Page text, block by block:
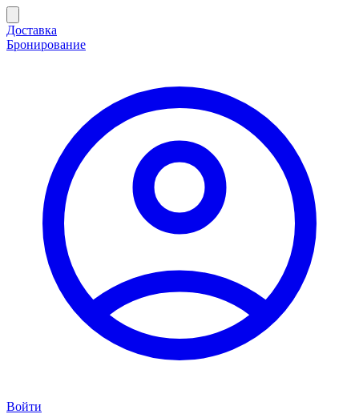
Доставка
Бронирование
Войти